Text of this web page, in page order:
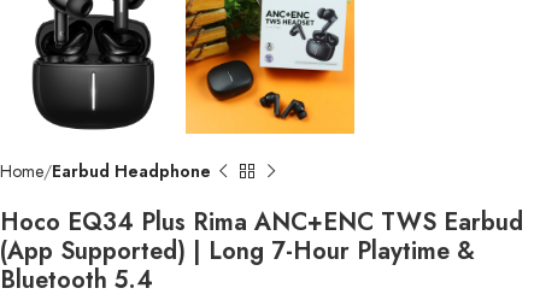
Home Earbud Headphone
Hoco EQ34 Plus Rima ANC+ENC TWS Earbud
(App Supported) | Long 7-Hour Playtime &
Bluetooth 5.4